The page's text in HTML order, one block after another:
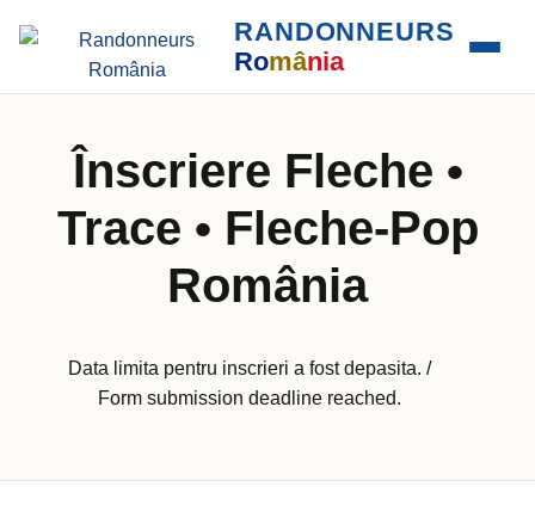
RANDONNEURS
România
Înscriere Fleche •
Trace • Fleche-Pop
România
Data limita pentru inscrieri a fost depasita. /
Form submission deadline reached.